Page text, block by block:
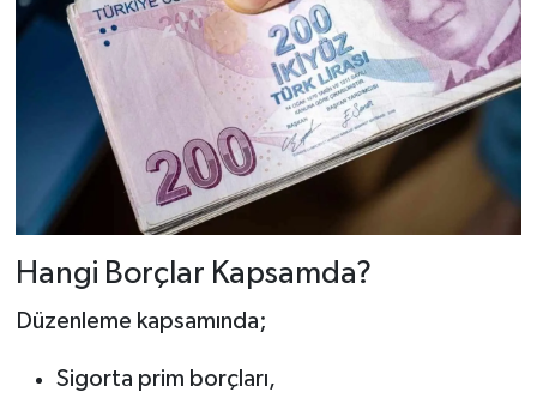
Hangi Borçlar Kapsamda?
Düzenleme kapsamında;
Sigorta prim borçları,